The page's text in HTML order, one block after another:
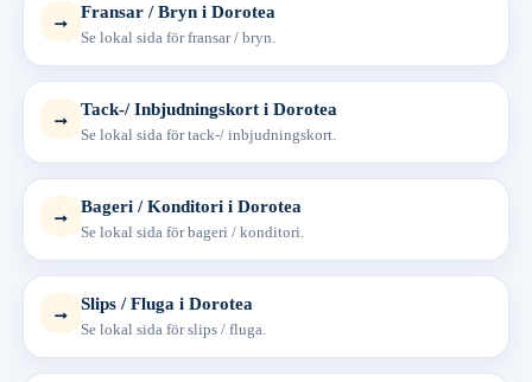
→ Fransar / Bryn i Dorotea
Se lokal sida för fransar / bryn.
→ Tack-/ Inbjudningskort i Dorotea
Se lokal sida för tack-/ inbjudningskort.
→ Bageri / Konditori i Dorotea
Se lokal sida för bageri / konditori.
→ Slips / Fluga i Dorotea
Se lokal sida för slips / fluga.